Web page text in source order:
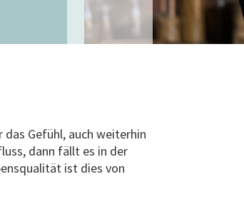
Gefühl, auch weiterhin
dann fällt es in der
ist dies von